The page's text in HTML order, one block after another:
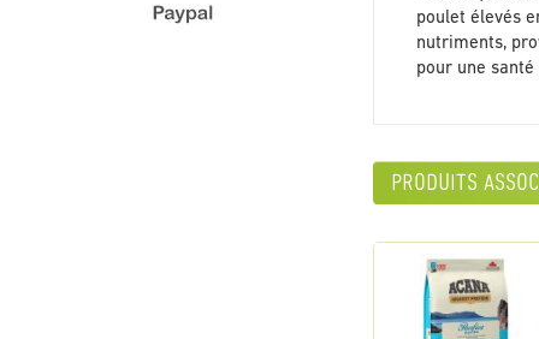
poulet élevés
nutriments,
pour une
produits